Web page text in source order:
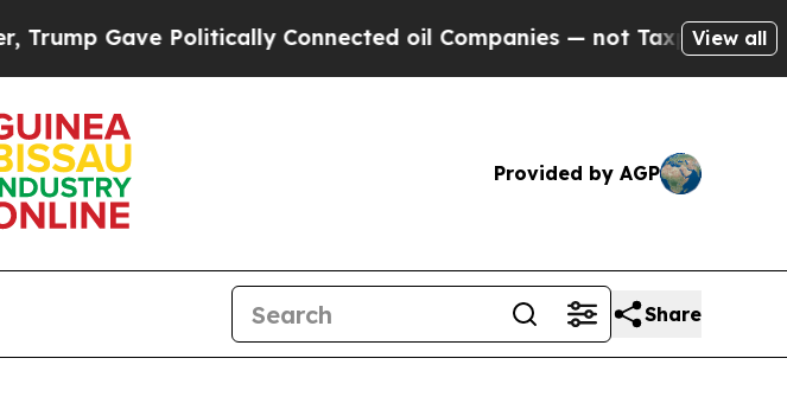
Politically Connected oil Companies — not Taxpayers — theView all
Provided by AGP
Share